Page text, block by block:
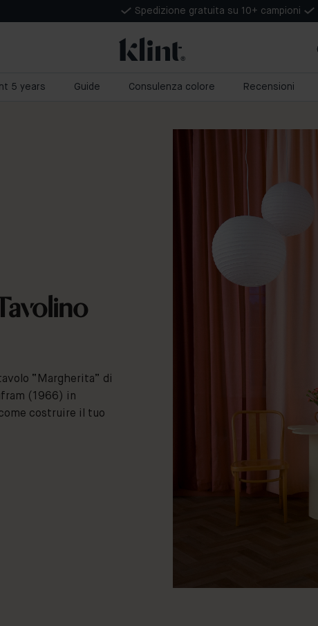
Spedizione gratuita su 10+ campioni
5 years Guide Consulenza colore Recensioni
“Margherita” di
(1966) in
costruire il tuo